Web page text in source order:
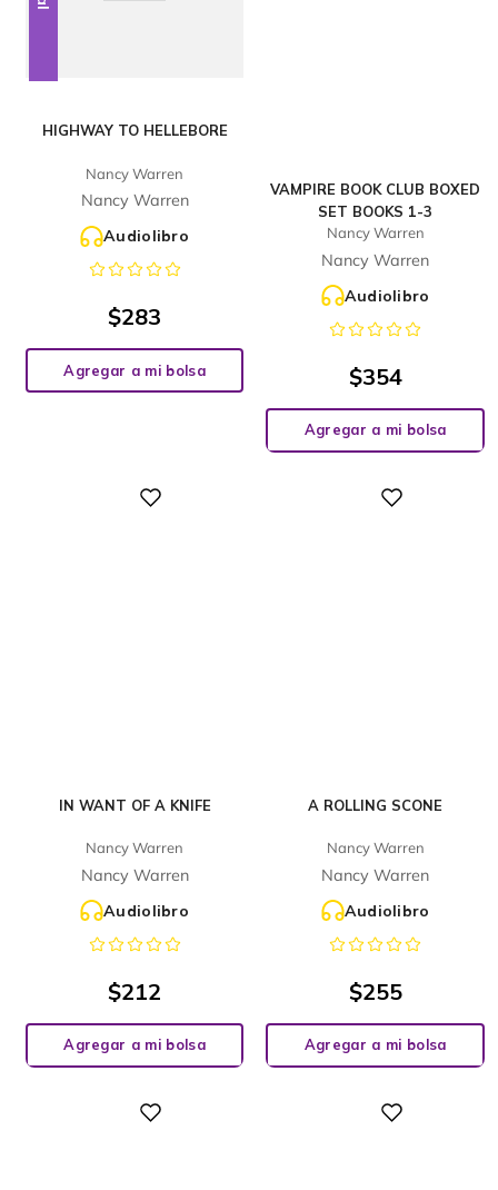
HIGHWAY TO HELLEBORE
Nancy Warren
Nancy Warren
Audiolibro
$283
Agregar a mi bolsa
VAMPIRE BOOK CLUB BOXED
SET BOOKS 1-3
Nancy Warren
Nancy Warren
Audiolibro
$354
Agregar a mi bolsa
IN WANT OF A KNIFE
Nancy Warren
Nancy Warren
Audiolibro
$212
Agregar a mi bolsa
A ROLLING SCONE
Nancy Warren
Nancy Warren
Audiolibro
$255
Agregar a mi bolsa